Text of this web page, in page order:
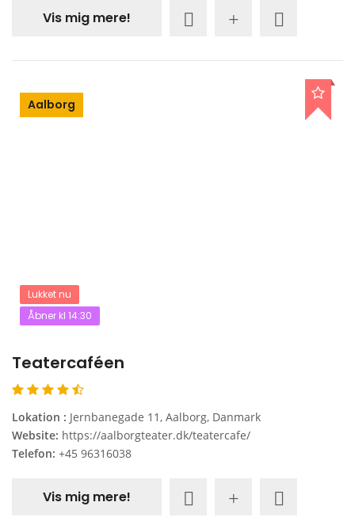
Vis mig mere!
Aalborg
Lukket nu
Åbner kl 14:30
Teatercaféen
Lokation : Jernbanegade 11, Aalborg, Danmark
Website: https://aalborgteater.dk/teatercafe/
Telefon: +45 96316038
Vis mig mere!